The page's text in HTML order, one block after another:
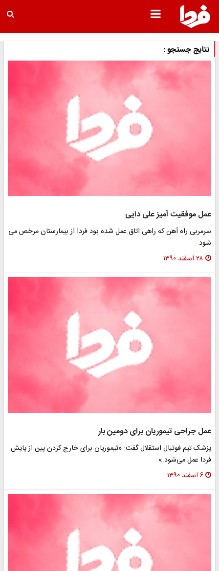
نتایج جستجو :
عمل موفقیت آمیز علی دایی
سرمربی راه آهن که راهی اتاق عمل شده بود فردا از بیمارستان مرخص می
شود.
۲۸ اسفند ۱۳۹۰
عمل جراحی تیموریان برای دومین بار
پزشک تیم فوتبال استقلال گفت: «تیموریان برای خارج کردن پین از پایش
فردا عمل می‌شود.»
۶ اسفند ۱۳۹۰